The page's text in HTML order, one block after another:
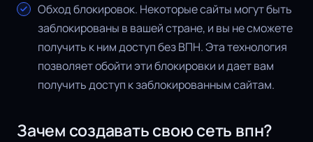
Обход блокировок. Некоторые сайты могут быть
заблокированы в вашей стране, и вы не сможете
получить к ним доступ без ВПН. Эта технология
позволяет обойти эти блокировки и дает вам
получить доступ к заблокированным сайтам.
Зачем создавать свою сеть впн?